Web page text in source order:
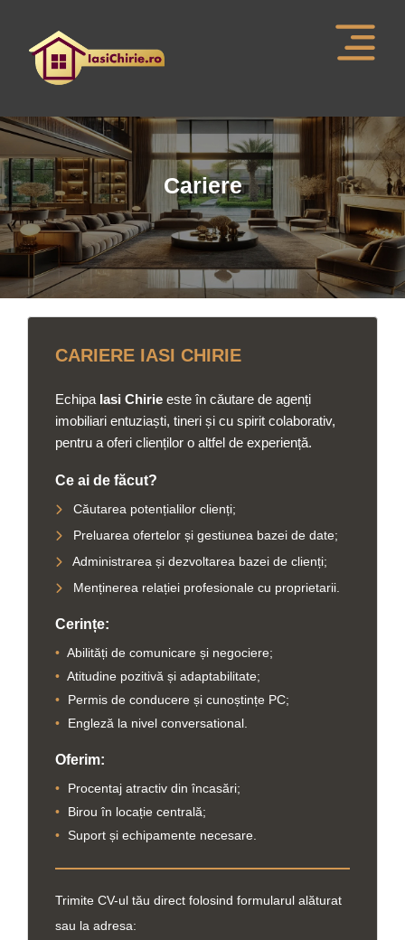
Cariere
CARIERE IASI CHIRIE
Echipa Iasi Chirie este în căutare de agenți
imobiliari entuziaști, tineri și cu spirit colaborativ,
pentru a oferi clienților o altfel de experiență.
Ce ai de făcut?
Căutarea potențialilor clienți;
Preluarea ofertelor și gestiunea bazei de date;
Administrarea și dezvoltarea bazei de clienți;
Menținerea relației profesionale cu proprietarii.
Cerințe:
• Abilități de comunicare și negociere;
• Atitudine pozitivă și adaptabilitate;
•
Permis de conducere și cunoștințe PC;
•
Engleză la nivel conversational.
Oferim:
•
Procentaj atractiv din încasări;
•
Birou în locație centrală;
•
Suport și echipamente necesare.
Trimite CV-ul tău direct folosind formularul alăturat
sau la adresa: